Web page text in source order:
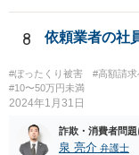
8 依頼業者の社
#ぼったくり被害 #高額請
#10〜50万円未満
2024年1月31日
詐欺・消費者問
泉 亮介 弁護士